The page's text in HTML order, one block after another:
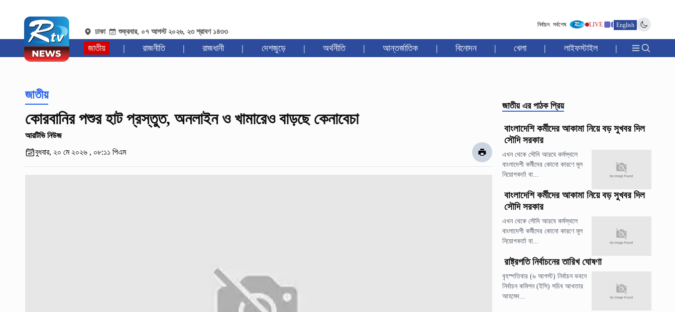
ঢাকা শুক্রবার, ০৭ আগস্ট ২০২৬, ২৩ শ্রাবণ ১৪৩৩
নির্বাচন সর্বশেষ LIVE English
জাতীয় | রাজনীতি | রাজধানী | দেশজুড়ে | অর্থনীতি | আন্তর্জাতিক | বিনোদন | খেলা | লাইফস্টাইল |
জাতীয়
কোরবানির পশুর হাট প্রস্তুত, অনলাইন ও খামারেও বাড়ছে কেনাবেচা
আরটিভি নিউজ
বুধবার, ২০ মে ২০২৬ , ০৮:১১ পিএম
জাতীয় এর পাঠক প্রিয়
বাংলাদেশি কর্মীদের আকামা নিয়ে বড় সুখবর দিল
সৌদি সরকার
এখন থেকে সৌদি আরবে কর্মস্থলে
বাংলাদেশী কর্মীদের কোনো কারণে মূল
নিয়োগকর্তা বা...
বাংলাদেশি কর্মীদের আকামা নিয়ে বড় সুখবর দিল
সৌদি সরকার
এখন থেকে সৌদি আরবে কর্মস্থলে
বাংলাদেশী কর্মীদের কোনো কারণে মূল
নিয়োগকর্তা বা...
রাষ্ট্রপতি নির্বাচনের তারিখ ঘোষণা
বৃহস্পতিবার (৬ আগস্ট) নির্বাচন ভবনে
নির্বাচন কমিশন (ইসি) সচিব আখতার
আহমেদ...